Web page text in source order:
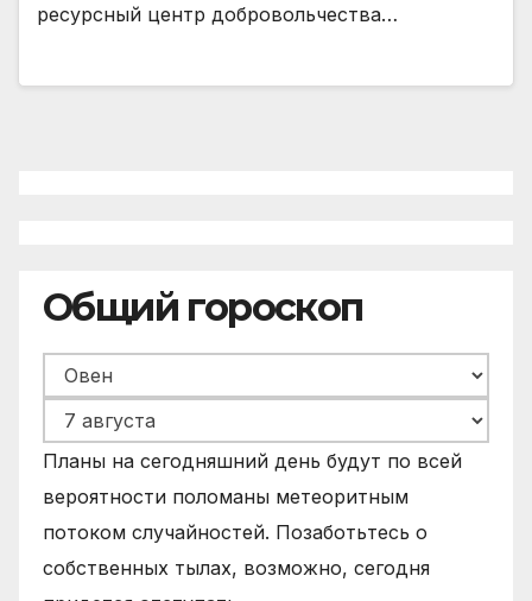
ресурсный центр добровольчества…
Общий гороскоп
Планы на сегодняшний день будут по всей
вероятности поломаны метеоритным
потоком случайностей. Позаботьтесь о
собственных тылах, возможно, сегодня